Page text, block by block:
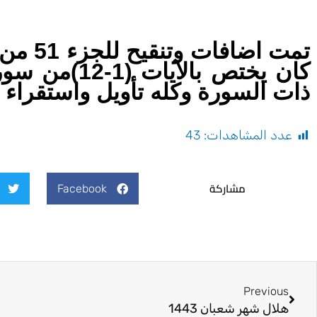
تمت
ذات السورة وكله تأويل
عدد المشاهدات: 43
مشاركة Facebook
Previous
هلال شهر شعبان 1443